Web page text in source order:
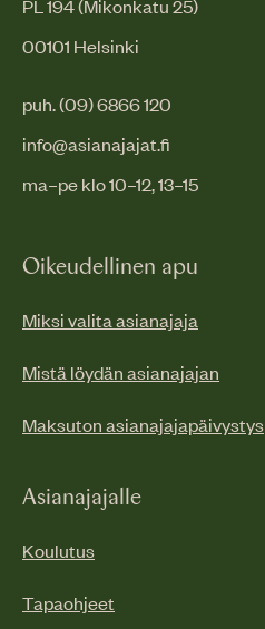
PL 194 (Mikonkatu 25)
00101 Helsinki
puh. (09) 6866 120
info@asianajajat.fi
ma–pe klo 10–12, 13–15
Oikeudellinen apu
Miksi valita asianajaja
Mistä löydän asianajajan
Maksuton asianajajapäivystys
Asianajajalle
Koulutus
Tapaohjeet